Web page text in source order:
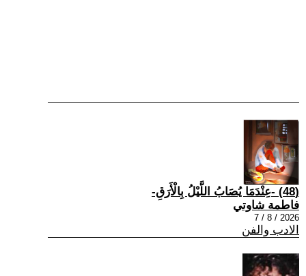
(48) -عِنْدَمَا يُصَابُ اللَّيْلُ بِالْأَرَقِ-
فاطمة شاوتي
2026 / 8 / 7
الادب والفن